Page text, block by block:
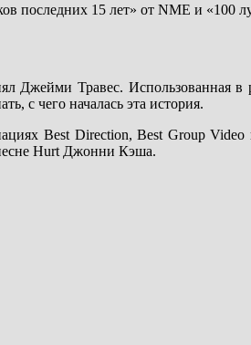
последних 15 лет» от NME и «100
Джейми Травес. Использованная в
с чего началась эта история.
Best Direction, Best Group
Hurt Джонни Кэша.